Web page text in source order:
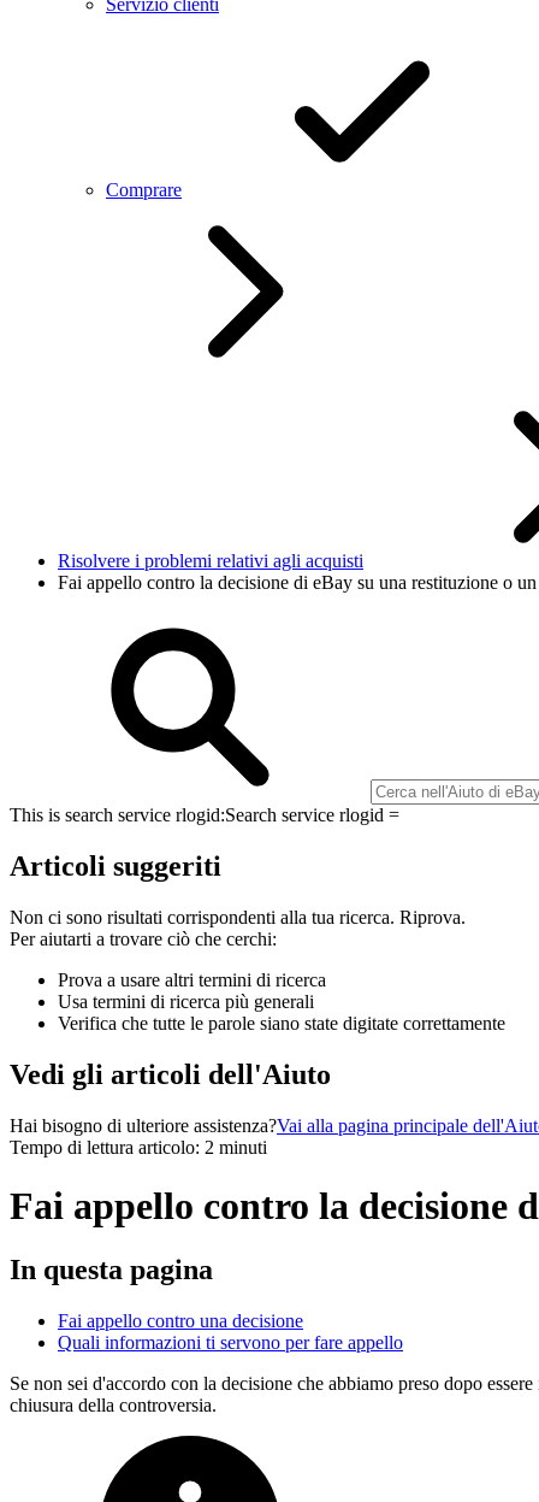
Servizio clienti
Comprare
Risolvere i problemi relativi agli acquisti
Fai appello contro la decisione di eBay su una restituzione o
This is search service rlogid:Search service rlogid =
Articoli suggeriti
Non ci sono risultati corrispondenti alla tua ricerca. Riprova.
Per aiutarti a trovare ciò che cerchi:
Prova a usare altri termini di ricerca
Usa termini di ricerca più generali
Verifica che tutte le parole siano state digitate correttamente
Vedi gli articoli dell'Aiuto
Hai bisogno di ulteriore assistenza?Vai alla pagina principale
Tempo di lettura articolo: 2 minuti
Fai appello contro la decisione
In questa pagina
Fai appello contro una decisione
Quali informazioni ti servono per fare appello
Se non sei d'accordo con la decisione che abbiamo preso dopo
chiusura della controversia.